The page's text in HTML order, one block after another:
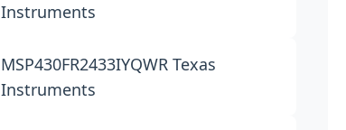
Instruments
MSP430FR2433IYQWRTexas
Instruments